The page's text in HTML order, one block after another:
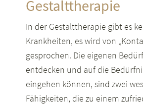
Gestalttherapie
In der Gestalttherapie gibt es
Krankheiten, es wird von
gesprochen. Die eigenen
entdecken und auf die
eingehen können, sind zwei
Fähigkeiten, die zu einem